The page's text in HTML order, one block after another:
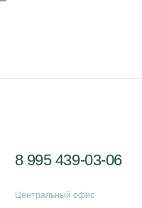
8 995 439-03-06
Центральный офис